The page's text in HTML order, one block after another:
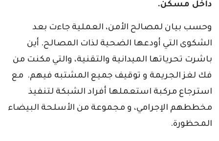
داخل مسكن.
وحسب بيان لمصالح الأمن، العملية جاءت بعد
الشكوى التي أودعها الضحية لذات المصالح. أين
باشرت تحرياتها الميدانية والتقنية، والتي مكنت من
فك لغز الجريمة و توقيف جميع المشتبه فيهم. مع
استرجاع مركبة استعملها أفراد الشبكة لتنفيذ
مخططهم الإجرامي، و مجموعة من الأسلحة البيضاء
المحظورة.